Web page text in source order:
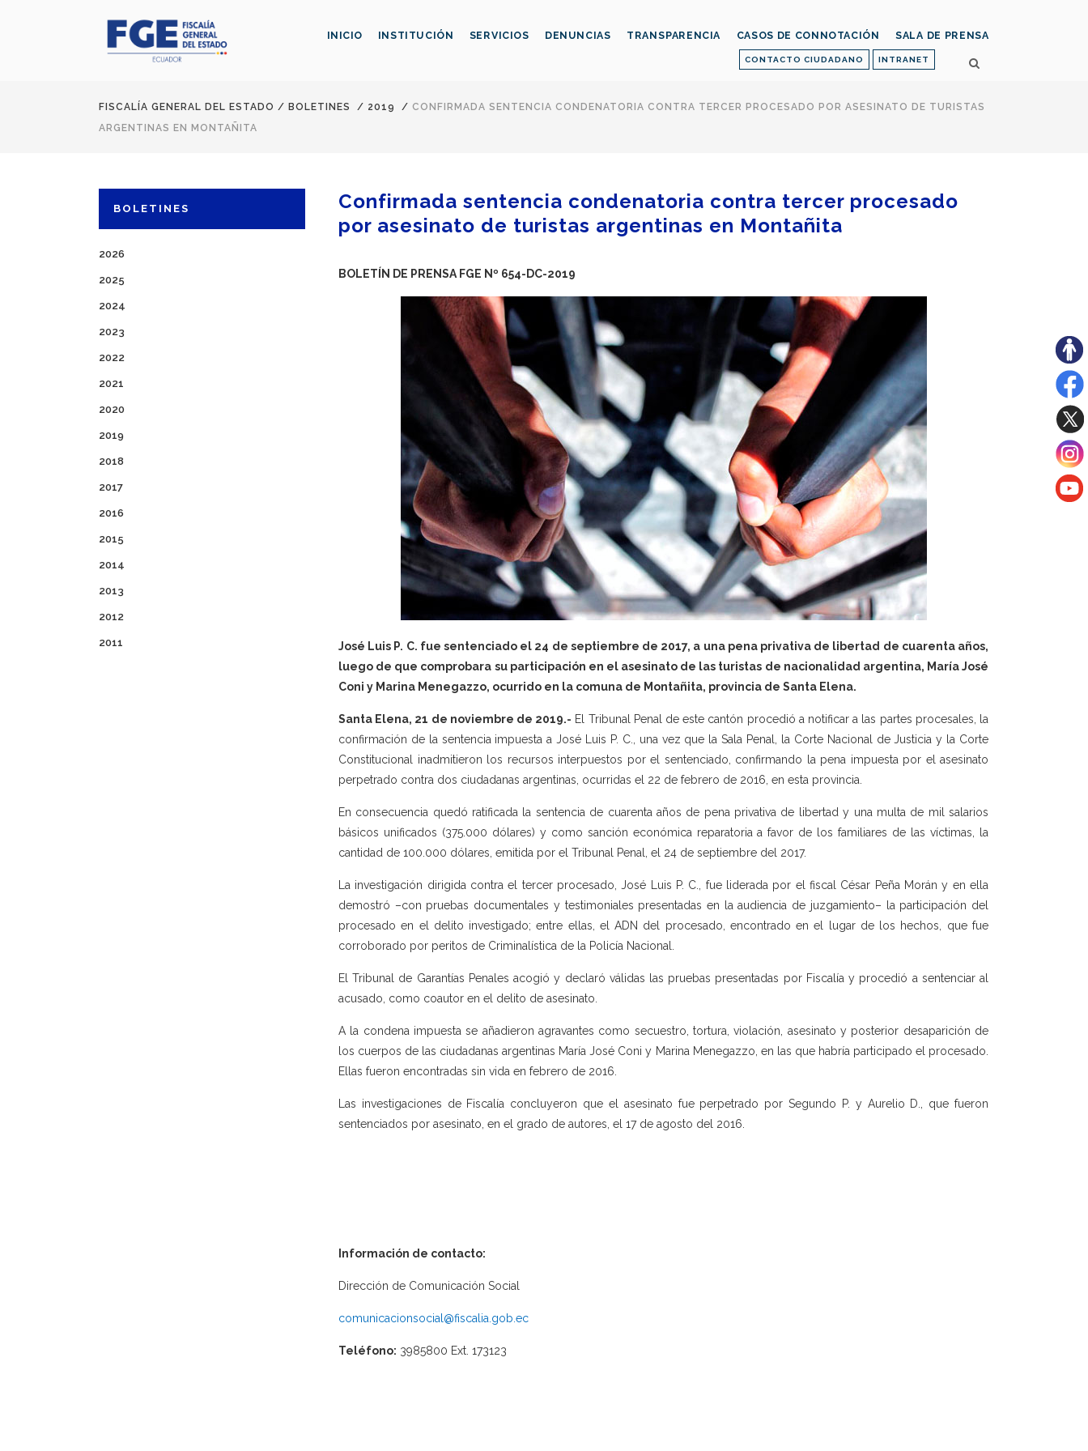
CONTACTO CIUDADANO INTRANET
INICIO INSTITUCIÓN SERVICIOS DENUNCIAS TRANSPARENCIA CASOS DE CONNOTACIÓN SALA DE PRENSA
FISCALÍA GENERAL DEL ESTADO / BOLETINES / 2019 / CONFIRMADA SENTENCIA CONDENATORIA CONTRA TERCER PROCESADO POR ASESINATO DE TURISTAS
ARGENTINAS EN MONTAÑITA
BOLETINES
2026
2025
2024
2023
2022
2021
2020
2019
2018
2017
2016
2015
2014
2013
2012
2011
Confirmada sentencia condenatoria contra tercer procesado
por asesinato de turistas argentinas en Montañita
BOLETÍN DE PRENSA FGE Nº 654-DC-2019
José Luis P. C. fue sentenciado el 24 de septiembre de 2017, a una pena privativa de libertad de cuarenta años,
luego de que comprobara su participación en el asesinato de las turistas de nacionalidad argentina, María José
Coni y Marina Menegazzo, ocurrido en la comuna de Montañita, provincia de Santa Elena.
Santa Elena, 21 de noviembre de 2019.- El Tribunal Penal de este cantón procedió a notificar a las partes procesales, la
confirmación de la sentencia impuesta a José Luis P. C., una vez que la Sala Penal, la Corte Nacional de Justicia y la Corte
Constitucional inadmitieron los recursos interpuestos por el sentenciado, confirmando la pena impuesta por el asesinato
perpetrado contra dos ciudadanas argentinas, ocurridas el 22 de febrero de 2016, en esta provincia.
En consecuencia quedó ratificada la sentencia de cuarenta años de pena privativa de libertad y una multa de mil salarios
básicos unificados (375.000 dólares) y como sanción económica reparatoria a favor de los familiares de las víctimas, la
cantidad de 100.000 dólares, emitida por el Tribunal Penal, el 24 de septiembre del 2017.
La investigación dirigida contra el tercer procesado, José Luis P. C., fue liderada por el fiscal César Peña Morán y en ella
demostró –con pruebas documentales y testimoniales presentadas en la audiencia de juzgamiento– la participación del
procesado en el delito investigado; entre ellas, el ADN del procesado, encontrado en el lugar de los hechos, que fue
corroborado por peritos de Criminalística de la Policía Nacional.
El Tribunal de Garantías Penales acogió y declaró válidas las pruebas presentadas por Fiscalía y procedió a sentenciar al
acusado, como coautor en el delito de asesinato.
A la condena impuesta se añadieron agravantes como secuestro, tortura, violación, asesinato y posterior desaparición de
los cuerpos de las ciudadanas argentinas María José Coni y Marina Menegazzo, en las que habría participado el procesado.
Ellas fueron encontradas sin vida en febrero de 2016.
Las investigaciones de Fiscalía concluyeron que el asesinato fue perpetrado por Segundo P. y Aurelio D., que fueron
sentenciados por asesinato, en el grado de autores, el 17 de agosto del 2016.
Información de contacto:
Dirección de Comunicación Social
comunicacionsocial@fiscalia.gob.ec
Teléfono: 3985800 Ext. 173123